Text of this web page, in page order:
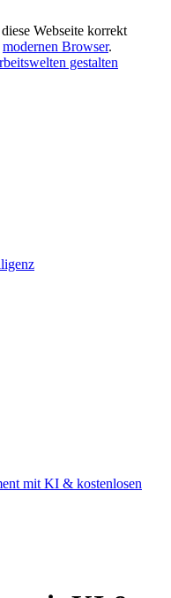
Webseite korrekt
modernen Browser.
mit KI & kostenlosen